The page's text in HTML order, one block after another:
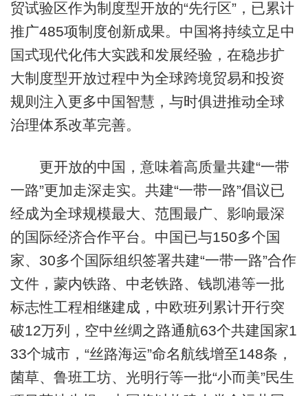
贸试验区作为制度型开放的“先行区”，已累计
推广485项制度创新成果。中国将持续立足中
国式现代化伟大实践和发展经验，在稳步扩
大制度型开放过程中为全球跨境贸易和投资
规则注入更多中国智慧，与时俱进推动全球
治理体系改革完善。
更开放的中国，意味着高质量共建“一带
一路”更加走深走实。共建“一带一路”倡议已
经成为全球规模最大、范围最广、影响最深
的国际经济合作平台。中国已与150多个国
家、30多个国际组织签署共建“一带一路”合作
文件，蒙内铁路、中老铁路、钱凯港等一批
标志性工程相继建成，中欧班列累计开行突
破12万列，空中丝绸之路通航63个共建国家1
33个城市，“丝路海运”命名航线增至148条，
菌草、鲁班工坊、光明行等一批“小而美”民生